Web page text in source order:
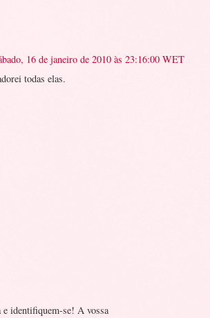
16 de janeiro de 2010 às 23:16:00 WET
todas elas.
identifiquem-se! A vossa